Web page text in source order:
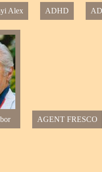
Alex ADHD
AGENT FRESCO